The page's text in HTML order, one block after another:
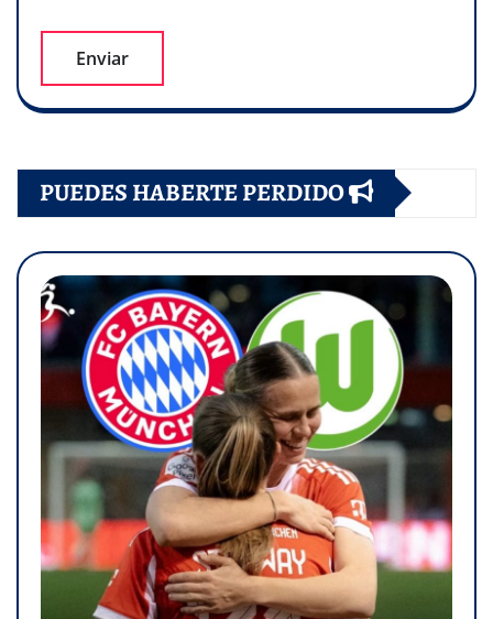
PUEDES HABERTE PERDIDO